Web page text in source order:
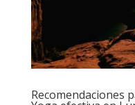
Recomendaciones